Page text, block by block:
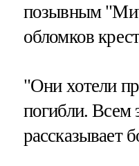
позывным
обломков
"Они хотели
погибли.
рассказывает